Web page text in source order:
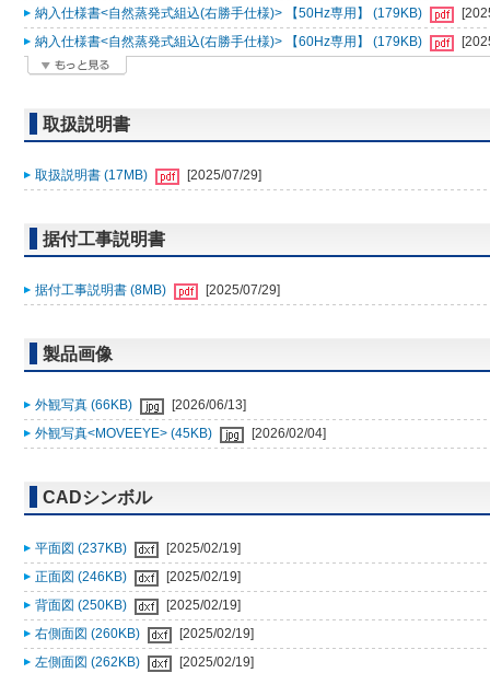
納入仕様書<自然蒸発式組込(右勝手仕様)> 【50Hz専用】 (179KB)
納入仕様書<自然蒸発式組込(右勝手仕様)> 【60Hz専用】 (179KB)
取扱説明書
取扱説明書 (17MB) [2025/07/29]
据付工事説明書
据付工事説明書 (8MB) [2025/07/29]
製品画像
外観写真 (66KB)
[2026/06/13]
外観写真<MOVEEYE> (45KB)
[2026/02/04]
CADシンボル
平面図 (237KB)
[2025/02/19]
正面図 (246KB)
[2025/02/19]
背面図 (250KB)
[2025/02/19]
右側面図 (260KB)
[2025/02/19]
左側面図 (262KB)
[2025/02/19]